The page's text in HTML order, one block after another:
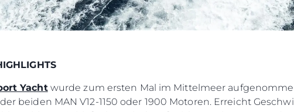
Yachtwurde zum ersten Mal im Mittelmeer
beiden MAN V12-1150 oder 1900 Motoren. Erreicht